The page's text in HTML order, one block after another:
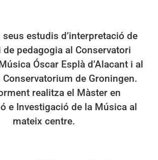
seus estudis d’interpretació de
pedagogia al Conservatori
Óscar Esplà d’Alacant i al
Conservatorium de Groningen.
realitza el Màster en
e Investigació de la Música al
mateix centre.